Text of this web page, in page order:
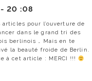
20 :08
pour l’ouverture de
dans le grand tri des
berlinois … Mais en te
la beauté froide de Berlin.
à cet article : MERCI !!!